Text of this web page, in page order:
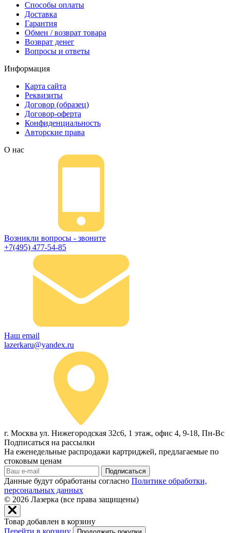
Способы оплаты
Доставка
Гарантия
Обмен / возврат товара
Возврат денег
Вопросы и ответы
Информация
Карта сайта
Реквизиты
Договор (образец)
Договор-оферта
Конфиденциальность
Авторские права
О нас
Возникли вопросы - звоните
+7(495) 477-54-85
Наш email
lazerkaru@yandex.ru
г. Москва ул. Нижегородская 32с6, 1 этаж, офис 4, 9-18, Пн-Вс
Подписаться на рассылки
На еженедельные распродажи картриджей, предлагаемые по
стоковым ценам
Подписаться
Данные будут обработаны согласно Политике обработки,
персональных данных
© 2026 Лазерка (все права защищены)
Товар добавлен в корзину
Перейти в корзину